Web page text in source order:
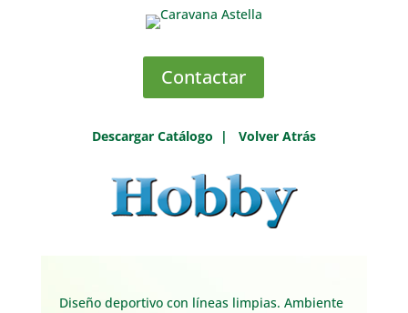
Contactar
Descargar Catálogo | Volver Atrás
Diseño deportivo con líneas limpias. Ambiente